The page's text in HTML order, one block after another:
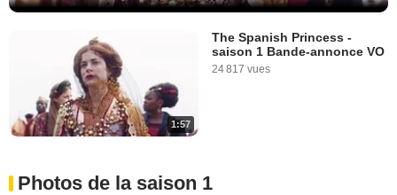
1:57
The Spanish Princess -
saison 1 Bande-annonce VO
24 817 vues
Photos de la saison 1